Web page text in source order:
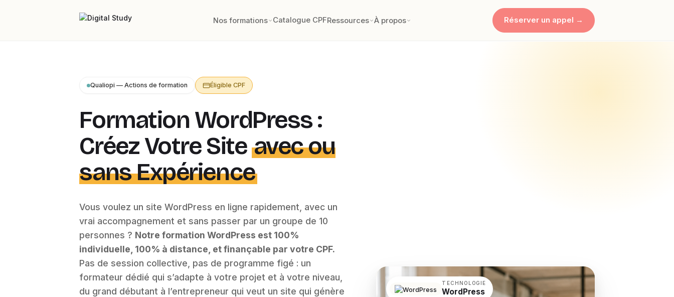
Nos formations Catalogue CPFRessources À propos Réserver un appel →
Qualiopi — Actions de formation Éligible CPF
Formation WordPress :
Créez Votre Site avec ou
sans Expérience
Vous voulez un site WordPress en ligne rapidement, avec un
vrai accompagnement et sans passer par un groupe de 10
personnes ? Notre formation WordPress est 100%
individuelle, 100% à distance, et finançable par votre CPF.
Pas de session collective, pas de programme figé : un
formateur dédié qui s’adapte à votre projet et à votre niveau,
du grand débutant à l’entrepreneur qui veut un site qui génère
TECHNOLOGIE
WordPress